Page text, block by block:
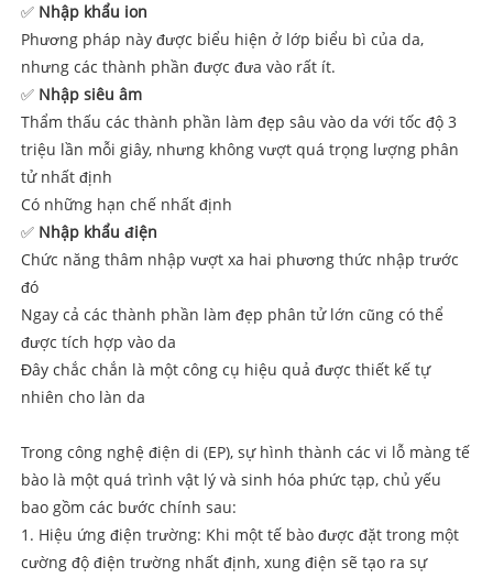
✅ Nhập khẩu ion
Phương pháp này được biểu hiện ở lớp biểu bì của da,
nhưng các thành phần được đưa vào rất ít.
✅ Nhập siêu âm
Thẩm thấu các thành phần làm đẹp sâu vào da với tốc độ 3
triệu lần mỗi giây, nhưng không vượt quá trọng lượng phân
tử nhất định
Có những hạn chế nhất định
✅ Nhập khẩu điện
Chức năng thâm nhập vượt xa hai phương thức nhập trước
đó
Ngay cả các thành phần làm đẹp phân tử lớn cũng có thể
được tích hợp vào da
Đây chắc chắn là một công cụ hiệu quả được thiết kế tự
nhiên cho làn da
Trong công nghệ điện di (EP), sự hình thành các vi lỗ màng tế
bào là một quá trình vật lý và sinh hóa phức tạp, chủ yếu
bao gồm các bước chính sau:
1. Hiệu ứng điện trường: Khi một tế bào được đặt trong một
cường độ điện trường nhất định, xung điện sẽ tạo ra sự